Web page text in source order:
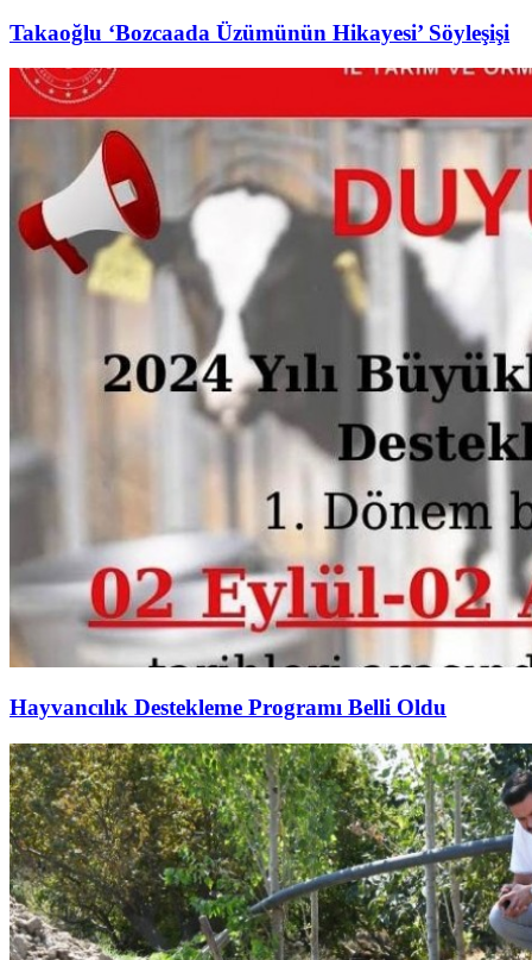
Takaoğlu ‘Bozcaada Üzümünün Hikayesi’ Söyleşişi
Hayvancılık Destekleme Programı Belli Oldu